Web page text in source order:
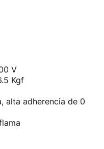
V
Kgf
alta adherencia de 0